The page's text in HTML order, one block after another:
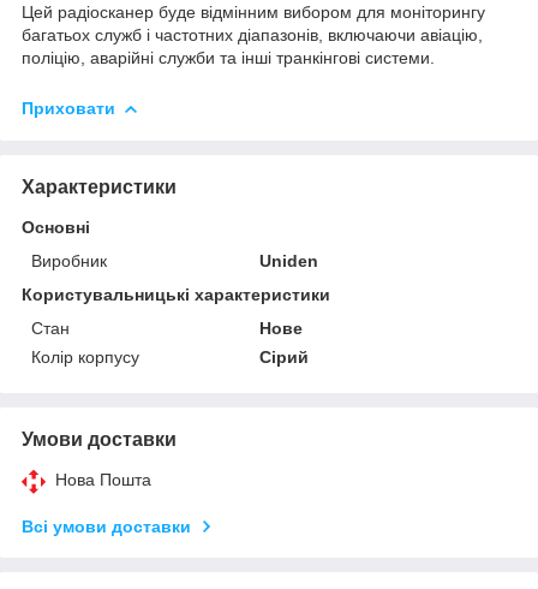
Цей радіосканер буде відмінним вибором для моніторингу
багатьох служб і частотних діапазонів, включаючи авіацію,
поліцію, аварійні служби та інші транкінгові системи.
Приховати
Характеристики
Основні
Виробник
Uniden
Користувальницькі характеристики
Стан
Нове
Колір корпусу
Сірий
Умови доставки
Нова Пошта
Всі умови доставки